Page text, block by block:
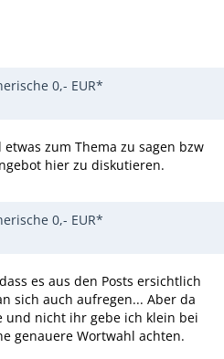
0,- EUR*
zum Thema zu sagen bzw
hier zu diskutieren.
0,- EUR*
es aus den Posts ersichtlich
sich auch aufregen... Aber da
und nicht ihr gebe ich klein bei
genauere Wortwahl achten.